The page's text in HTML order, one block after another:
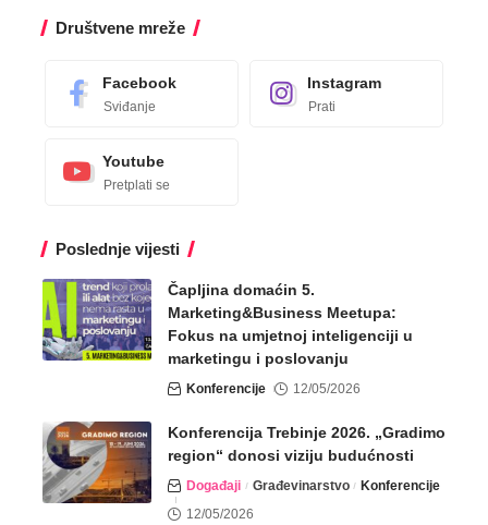
Društvene mreže
Facebook
Sviđanje
Instagram
Prati
Youtube
Pretplati se
Poslednje vijesti
Čapljina domaćin 5.
Marketing&Business Meetupa:
Fokus na umjetnoj inteligenciji u
marketingu i poslovanju
Konferencije 12/05/2026
Konferencija Trebinje 2026. „Gradimo
region“ donosi viziju budućnosti
Događaji Građevinarstvo
Konferencije
12/05/2026